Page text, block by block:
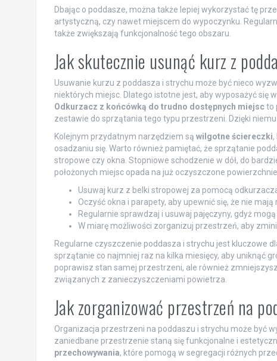
Dbając o poddasze, można także lepiej wykorzystać tę
artystyczną, czy nawet miejscem do wypoczynku.
także zwiększają funkcjonalność tego obszaru.
Jak skutecznie usunąć kurz z
Usuwanie kurzu z poddasza i strychu może być nieco
niektórych miejsc. Dlatego istotne jest, aby wyposażyć się
Odkurzacz z końcówką do trudno dostępnych miejscto
zestawie do sprzątania tego typu przestrzeni. Dzięki
Kolejnym przydatnym narzędziem są wilgotne ściereczki
osadzaniu się. Warto również pamiętać, że sprzątanie
stropowe czy okna. Stopniowe schodzenie w dół, do
położonych miejsc opada na już oczyszczone powierzchnie.
Usuwaj kurz z belki stropowej za pomocą
Oczyść okna i parapety, aby upewnić się, że nie mają
Regularnie sprawdzaj i usuwaj pajęczyny, gdyż
W miarę możliwości zorganizuj przestrzeń, aby
Regularne czyszczenie poddasza i strychu jest kluczowe
sprzątanie co najmniej raz na kilka miesięcy, aby uniknąć
poprawisz stan samej przestrzeni, ale również
związanych z zanieczyszczeniami powietrza.
Jak zorganizować przestrzeń na
Organizacja przestrzeni na poddaszu i strychu może być
zaniedbane przestrzenie staną się funkcjonalne i
przechowywania, które pomogą w segregacji różnych